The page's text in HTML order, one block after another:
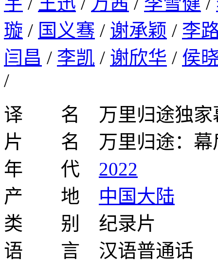
璇 / 国义骞 / 谢承颖 / 李
闫昌 / 李凯 / 谢欣华 / 侯
/
译 名 万里归途独家
片 名 万里归途：幕
年 代 2022
产 地 中国大陆
类 别 纪录片
语 言 汉语普通话